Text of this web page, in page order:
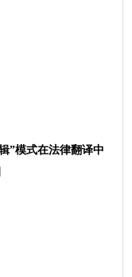
模式在法律翻译中